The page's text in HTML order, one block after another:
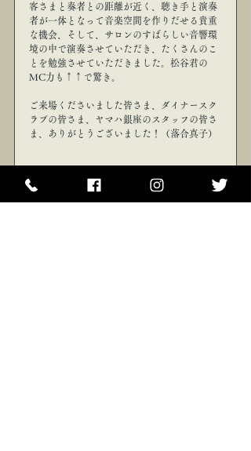
客さまと奏者との距離が近く、聴き手と演奏
者が一体となって音楽空間を作りだせる貴重
な機会、そして、サロンのすばらしい音響環
境の中で演奏させていただき、たくさんのこ
とを勉強させていただきました。松谷君の
MC力も↑↑で驚き。
ご来場くださいました皆さま、ダイナースク
ラブの皆さま、ヤマハ銀座のスタッフの皆さ
ま、ありがとうございました！（落合真子）